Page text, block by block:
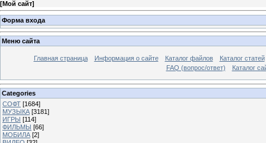
[Мой сайт]
Форма входа
Меню сайта
Главная страница Информация о сайте Каталог файлов
Каталог статей
FAQ (вопрос/ответ)
Каталог
Categories
СОФТ [1684]
МУЗЫКА [3181]
ИГРЫ [114]
ФИЛЬМЫ [66]
МОБИЛА [2]